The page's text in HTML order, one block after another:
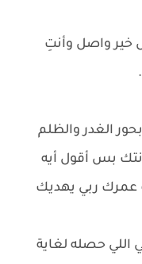
خير واصل وأنتِ
الغدر والظلم
بس أقول أيه
عمرك ربي يهديك
اللي حصله لغاية